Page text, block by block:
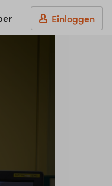
Einloggen